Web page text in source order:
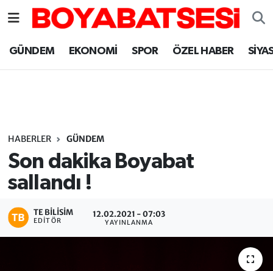
GÜNDEM EKONOMİ SPOR ÖZEL HABER
HABERLER GÜNDEM
Son dakika Boyabat
sallandı !
TE BILISIM
EDITÖR
12.02.2021 - 07:03
YAYINLANMA
Sinop Nöbetçi Eczaneler
Sinop Trafik Yoğunluk Haritası
Süper Lig Puan Durumu ve Fikstür